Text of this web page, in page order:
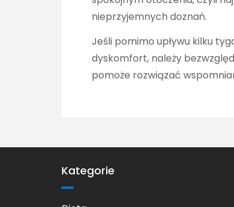
nieprzyjemnych doznań.
Jeśli pomimo upływu kilku
dyskomfort, należy
pomoże rozwiązać
Kategorie